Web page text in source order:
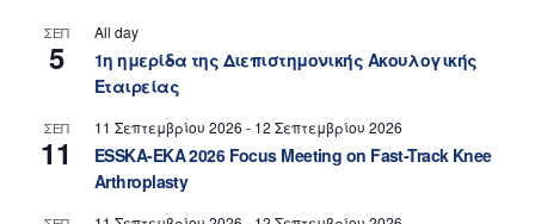
ΣΕΠ
5
All day
1η ημερίδα της Διεπιστημονικής Ακουλογικής
Εταιρείας
ΣΕΠ
11
11 Σεπτεμβρίου 2026 - 12 Σεπτεμβρίου 2026
ESSKA-EKA 2026 Focus Meeting on Fast-Track Knee
Arthroplasty